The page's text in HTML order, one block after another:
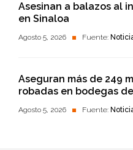
Asesinan a balazos al
en Sinaloa
Agosto 5, 2026 Fuente:
Aseguran más de 249
robadas en bodegas
Agosto 5, 2026 Fuente: